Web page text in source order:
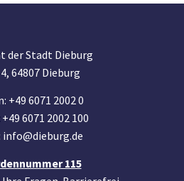
der Stadt Dieburg
64807 Dieburg
+49 6071 2002 0
6071 2002 100
info@dieburg.de
115